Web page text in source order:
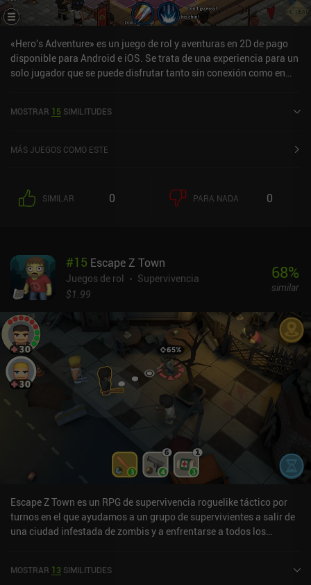
«Hero's Adventure» es un juego de rol y aventuras en 2D de pago
disponible para Android e iOS. Se trata de una experiencia para un
solo jugador que se puede disfrutar tanto sin conexión como en
en enero de 2025 y cuenta actualmente con una puntuación de 4,7
MOSTRAR 15 SIMILITUDES
MÁS JUEGOS COMO ESTE
SIMILAR 0 PARA NADA 0
#15 Escape Z Town
Juegos de rol
Supervivencia
$1.99
68%
similar
Escape Z Town es un RPG de supervivencia roguelike táctico por
turnos en el que ayudamos a un grupo de supervivientes a salir de
una ciudad infestada de zombis y a enfrentarse a todos los
botín colocados aleatoriamente, grupos de zombis, campamentos
MOSTRAR 13 SIMILITUDES